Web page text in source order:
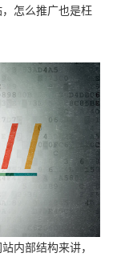
怎么推广也是枉
内部结构来讲，